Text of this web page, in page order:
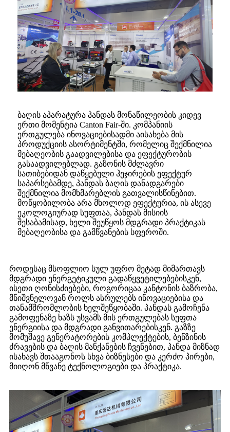
ბაღის აპარატურა პანდას მონაწილეობის კიდევ
ერთი მომენტია Canton Fair-ში. კომპანიის
ერთგულება ინოვაციებისადმი აისახება მის
პროდუქციის ასორტიმენტში, რომელიც შექმნილია
მებაღეობის გაადვილებისა და ეფექტურობის
გასაადვილებლად. გაზონის მძლავრი
სათიბებიდან დაწყებული ჰეჯირების ეფექტურ
საპარსებამდე, პანდას ბაღის დანადგარები
შექმნილია მომხმარებლის გათვალისწინებით.
მოწყობილობა არა მხოლოდ ეფექტურია, ის ასევე
ეკოლოგიურად სუფთაა, პანდას მისიის
შესაბამისად, ხელი შეუწყოს მდგრადი პრაქტიკას
მებაღეობისა და გამწვანების სფეროში.
როდესაც მსოფლიო სულ უფრო მეტად მიმართავს
მდგრადი ენერგეტიკული გადაწყვეტილებებისკენ,
ისეთი ღონისძიებები, როგორიცაა კანტონის ბაზრობა,
მნიშვნელოვან როლს ასრულებს ინოვაციებისა და
თანამშრომლობის ხელშეწყობაში. პანდას გამოჩენა
გამოფენაზე ხაზს უსვამს მის ერთგულებას სუფთა
ენერგიისა და მდგრადი განვითარებისკენ. გაზზე
მომუშავე გენერატორების კომპლექტების, ბენზინის
ძრავების და ბაღის მანქანების ჩვენებით, პანდა მიზნად
ისახავს შთააგონოს სხვა ბიზნესები და კერძო პირები,
მიიღონ მწვანე ტექნოლოგიები და პრაქტიკა.